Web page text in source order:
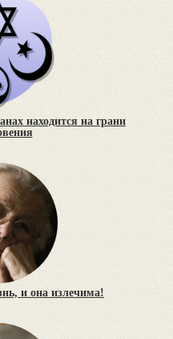
находится на грани
и она излечима!